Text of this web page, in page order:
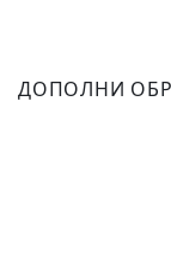
ДОПОЛНИ